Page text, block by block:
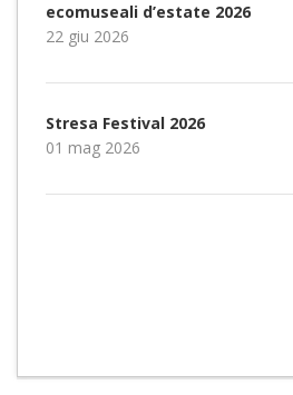
ecomuseali d’estate 2026
22 giu 2026
Stresa Festival 2026
01 mag 2026